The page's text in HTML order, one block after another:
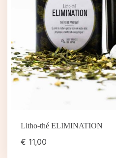
Litho-thé ELIMINATION
€ 11,00